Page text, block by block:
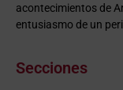
acontecimientos de
entusiasmo de un
Secciones